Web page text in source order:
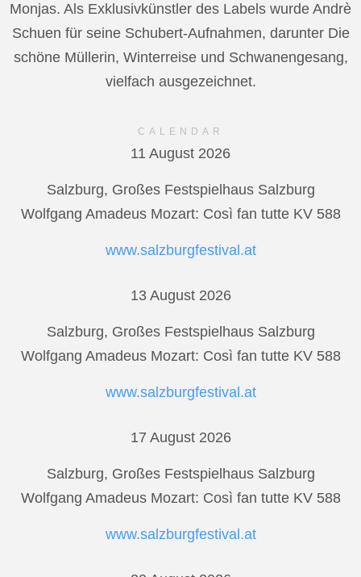
Monjas. Als Exklusivkünstler des Labels wurde Andrè
Schuen für seine Schubert-Aufnahmen, darunter Die
schöne Müllerin, Winterreise und Schwanengesang,
vielfach ausgezeichnet.
CALENDAR
11 August 2026
Salzburg, Großes Festspielhaus Salzburg
Wolfgang Amadeus Mozart: Così fan tutte KV 588
www.salzburgfestival.at
13 August 2026
Salzburg, Großes Festspielhaus Salzburg
Wolfgang Amadeus Mozart: Così fan tutte KV 588
www.salzburgfestival.at
17 August 2026
Salzburg, Großes Festspielhaus Salzburg
Wolfgang Amadeus Mozart: Così fan tutte KV 588
www.salzburgfestival.at